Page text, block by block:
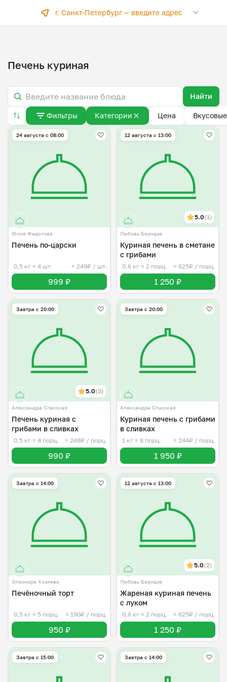
г. Санкт-Петербург —введите адрес
Печень куриная
Найти
Фильтры Категории Цена
24 августа с 08:00
Юлия Федотова
Печень по-царски
0,5 кг ≈ 4 шт. ≈ 249₽ / шт.
999 ₽
12 августа с 13:00
5.0(1)
Любовь Беридзе
Куриная печень в сметане
с грибами
0,6 кг ≈ 2 порц. ≈ 625₽ / порц.
1 250 ₽
Завтра c 20:00
5.0(3)
Александра Спасская
Печень куриная с
грибами в сливках
0,5 кг ≈ 4 порц. ≈ 248₽ / порц.
990 ₽
Завтра c 20:00
Александра Спасская
Куриная печень с грибами
в сливках
1 кг ≈ 8 порц. ≈ 244₽ / порц.
1 950 ₽
Завтра c 14:00
Элеонора Хозяева
Печёночный торт
0,5 кг ≈ 5 порц. ≈ 190₽ / порц.
950 ₽
12 августа с 13:00
5.0(2)
Любовь Беридзе
Жареная куриная печень
с луком
0,6 кг ≈ 2 порц. ≈ 625₽ / порц.
1 250 ₽
Завтра c 15:00 Завтра c 14:00